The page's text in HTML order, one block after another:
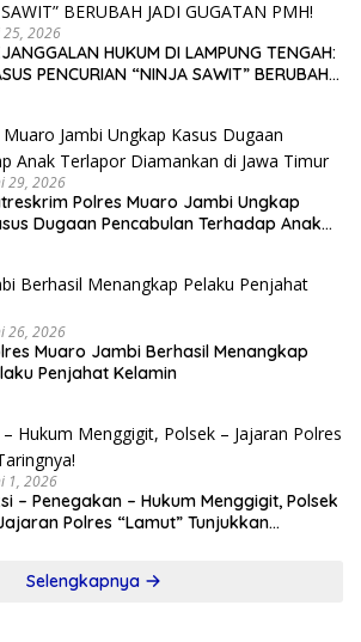
25, 2026
HUKUM DI LAMPUNG TENGAH:
PENCURIAN “NINJA SAWIT” BERUBAH
29, 2026
Polres Muaro Jambi Ungkap
Dugaan Pencabulan Terhadap Anak
26, 2026
Muaro Jambi Berhasil Menangkap
Penjahat Kelamin
1, 2026
– Penegakan – Hukum Menggigit, Polsek
Polres “Lamut” Tunjukkan
Selengkapnya